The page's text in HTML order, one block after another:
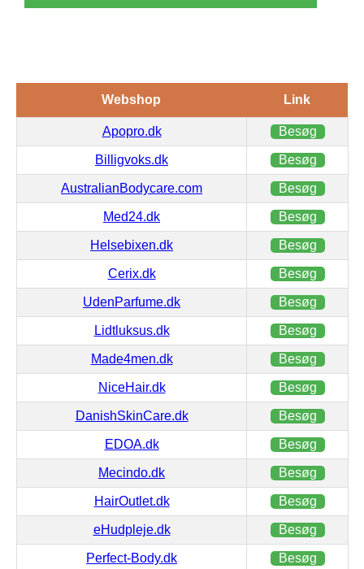
Webshop Link
Apopro.dk Besøg
Billigvoks.dk Besøg
AustralianBodycare.com Besøg
Med24.dk Besøg
Helsebixen.dk Besøg
Cerix.dk Besøg
UdenParfume.dk Besøg
Lidtluksus.dk Besøg
Made4men.dk Besøg
NiceHair.dk Besøg
DanishSkinCare.dk Besøg
EDOA.dk Besøg
Mecindo.dk Besøg
HairOutlet.dk Besøg
eHudpleje.dk Besøg
Perfect-Body.dk Besøg